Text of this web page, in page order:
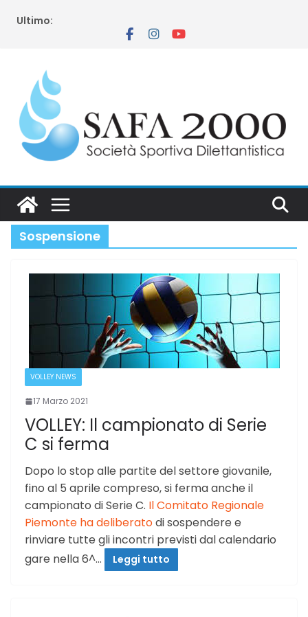
Ultimo:
Sospensione
VOLLEY NEWS
17 Marzo 2021
VOLLEY: Il campionato di Serie
C si ferma
Dopo lo stop alle partite del settore giovanile,
fino al 5 aprile compreso, si ferma anche il
campionato di Serie C. Il Comitato Regionale
Piemonte ha deliberatodi sospendere e
rinviare tutte gli incontri previsti dal calendario
gare nella 6^…
Leggi tutto